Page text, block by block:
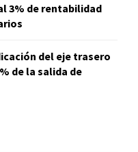
3% de rentabilidad
del eje trasero
de la salida de